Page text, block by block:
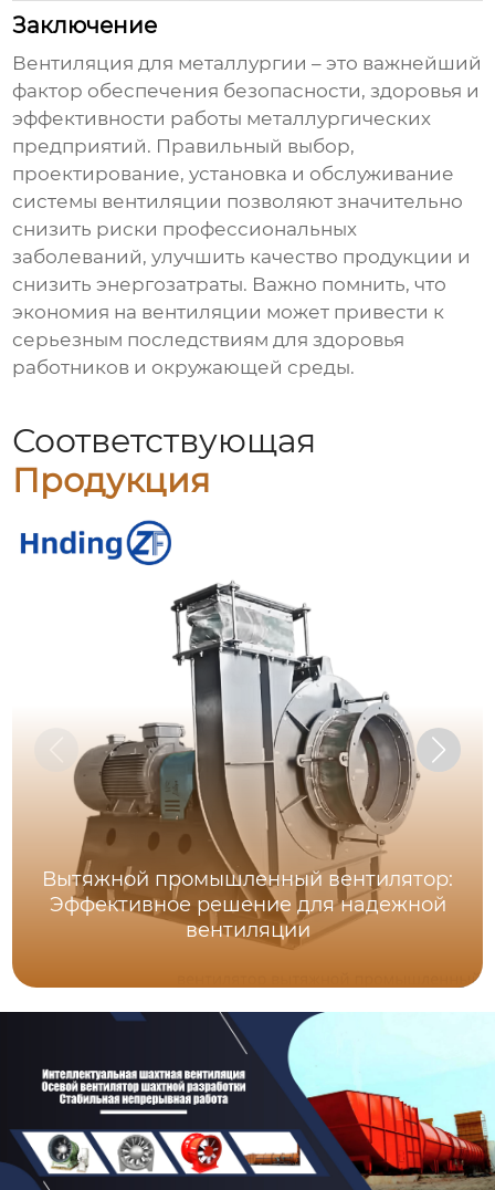
Заключение
Вентиляция для металлургии – это важнейший
фактор обеспечения безопасности, здоровья и
эффективности работы металлургических
предприятий. Правильный выбор,
проектирование, установка и обслуживание
системы вентиляции позволяют значительно
снизить риски профессиональных
заболеваний, улучшить качество продукции и
снизить энергозатраты. Важно помнить, что
экономия на вентиляции может привести к
серьезным последствиям для здоровья
работников и окружающей среды.
Соответствующая
Продукция
Вытяжной промышленный вентилятор:
Эффективное решение для надежной
вентиляции